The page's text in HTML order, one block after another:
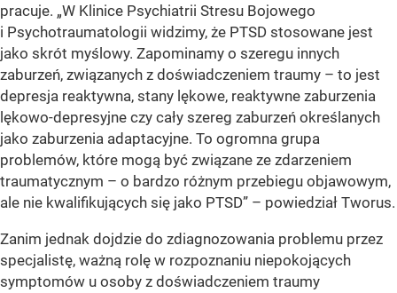
pracuje. „W Klinice Psychiatrii Stresu Bojowego
i Psychotraumatologii widzimy, że PTSD stosowane jest
jako skrót myślowy. Zapominamy o szeregu innych
zaburzeń, związanych z doświadczeniem traumy – to jest
depresja reaktywna, stany lękowe, reaktywne zaburzenia
lękowo-depresyjne czy cały szereg zaburzeń określanych
jako zaburzenia adaptacyjne. To ogromna grupa
problemów, które mogą być związane ze zdarzeniem
traumatycznym – o bardzo różnym przebiegu objawowym,
ale nie kwalifikujących się jako PTSD” – powiedział Tworus.
Zanim jednak dojdzie do zdiagnozowania problemu przez
specjalistę, ważną rolę w rozpoznaniu niepokojących
symptomów u osoby z doświadczeniem traumy